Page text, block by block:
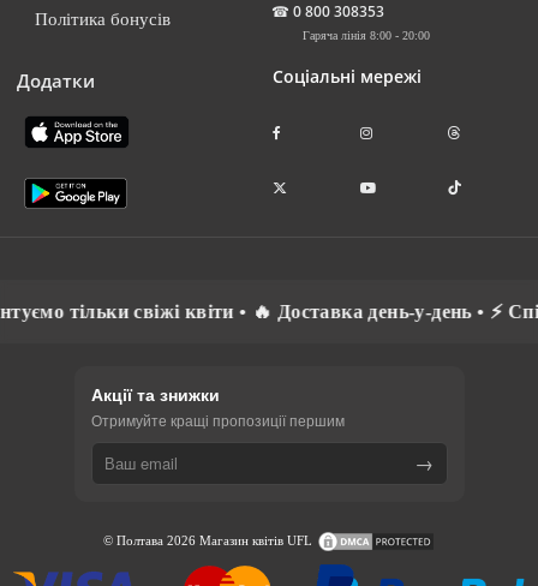
Політика бонусів
Додатки
☎ 0 800 308353
Гаряча лінія 8:00 - 20:00
Соціальні мережі
свіжі квіти • 🔥 Доставка день-у-день • ⚡
Акції та знижки
Отримуйте кращі пропозиції першим
→
© Полтава 2026 Магазин квітів UFL